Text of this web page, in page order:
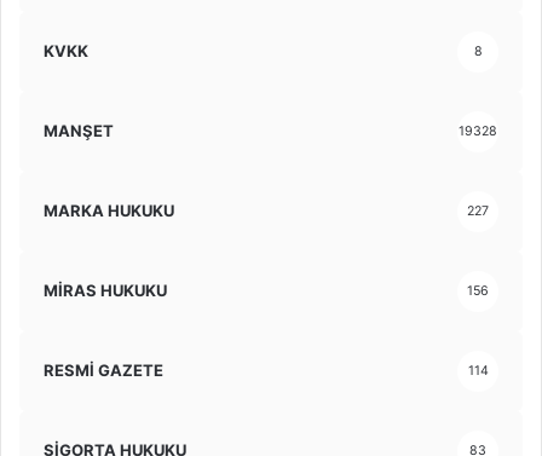
KVKK 8
MANŞET 19328
MARKA HUKUKU 227
MİRAS HUKUKU 156
RESMİ GAZETE 114
SİGORTA HUKUKU 83